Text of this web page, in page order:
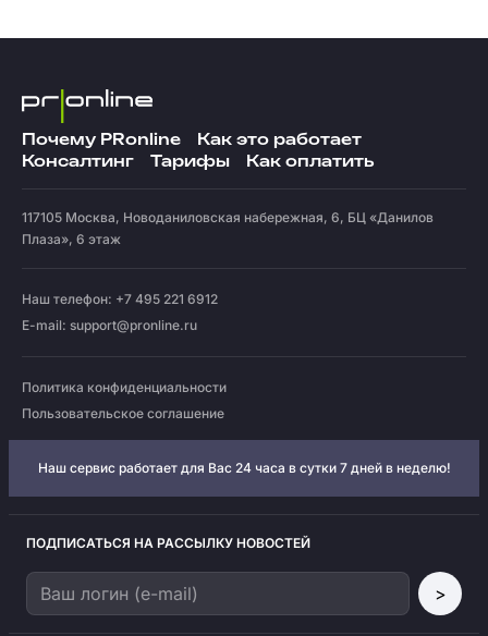
Почему PRonline
Как это работает
Консалтинг
Тарифы Как оплатить
117105 Москва, Новоданиловская набережная, 6, БЦ «Данилов
Плаза», 6 этаж
Наш телефон: +7 495 221 6912
E-mail: support@pronline.ru
Политика конфиденциальности
Пользовательское соглашение
Наш сервис работает для Вас 24 часа в сутки 7 дней в неделю!
ПОДПИСАТЬСЯ НА РАССЫЛКУ НОВОСТЕЙ